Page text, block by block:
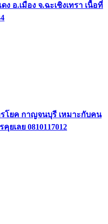
อ.เมือง จ.ฉะเชิงเทรา เนื้อที่
โยค กาญจนบุรี เหมาะกับคน
เลย 0810117012